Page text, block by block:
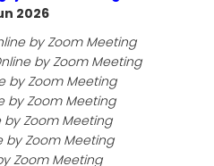
2026
by Zoom Meeting
by Zoom Meeting
by Zoom Meeting
by Zoom Meeting
by Zoom Meeting
by Zoom Meeting
Zoom Meeting